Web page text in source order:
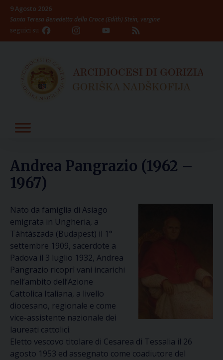
Skip
content
9 Agosto 2026
Santa Teresa Benedetta della Croce (Edith) Stein, vergine
seguici su Facebook InstagramYouTube
Channel
Andrea Pangrazio (1962 –
1967)
Nato da famiglia di Asiago
emigrata in Ungheria, a
Tàhtàszada (Budapest) il 1°
settembre 1909, sacerdote a
Padova il 3 luglio 1932, Andrea
Pangrazio ricoprì vani incarichi
nell’ambito dell’Azione
Cattolica Italiana, a livello
diocesano, regionale e come
vice-assistente nazionale dei
laureati cattolici.
Eletto vescovo titolare di Cesarea di Tessalia il 26
agosto 1953 ed assegnato come coadiutore del